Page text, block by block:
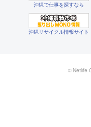
沖縄で仕事を探すなら
沖縄リサイクル情報サイト
© Netlife